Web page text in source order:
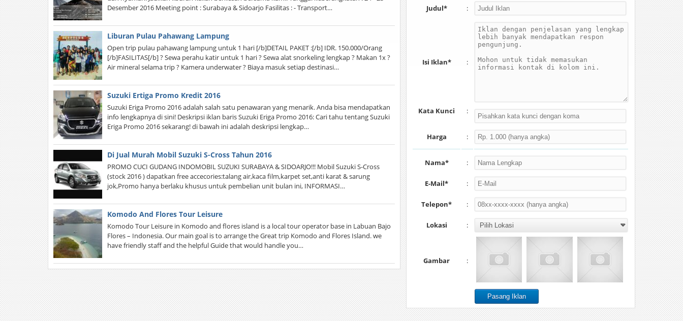
Desember 2016 Meeting point : Surabaya & Sidoarjo Fasilitas : - Transport…
Liburan Pulau Pahawang Lampung
Open trip pulau pahawang lampung untuk 1 hari [/b]DETAIL PAKET :[/b] IDR. 150.000/Orang
[/b]FASILITAS[/b] ? Sewa perahu katir untuk 1 hari ? Sewa alat snorkeling lengkap ? Makan 1x ?
Air mineral selama trip ? Kamera underwater ? Biaya masuk setiap destinasi…
Suzuki Ertiga Promo Kredit 2016
Suzuki Eriga Promo 2016 adalah salah satu penawaran yang menarik. Anda bisa mendapatkan
info lengkapnya di sini! Deskripsi iklan baris Suzuki Eriga Promo 2016: Cari tahu tentang Suzuki
Eriga Promo 2016 sekarang! di bawah ini adalah deskripsi lengkap…
Di Jual Murah Mobil Suzuki S-Cross Tahun 2016
PROMO CUCI GUDANG INDOMOBIL SUZUKI SURABAYA & SIDOARJO!!! Mobil Suzuki S-Cross
(stock 2016 ) dapatkan free accecories:talang air,kaca film,karpet set,anti karat & sarung
jok,Promo hanya berlaku khusus untuk pembelian unit bulan ini, INFORMASI…
Komodo And Flores Tour Leisure
Komodo Tour Leisure in Komodo and flores island is a local tour operator base in Labuan Bajo
Flores – Indonesia. Our main goal is to arrange the Great trip Komodo and Flores Island. we
have friendly staff and the helpful Guide that would handle you…
Judul* :
Isi Iklan* :
Kata Kunci :
Harga :
Nama* :
E-Mail* :
Telepon* :
Lokasi :
Gambar :